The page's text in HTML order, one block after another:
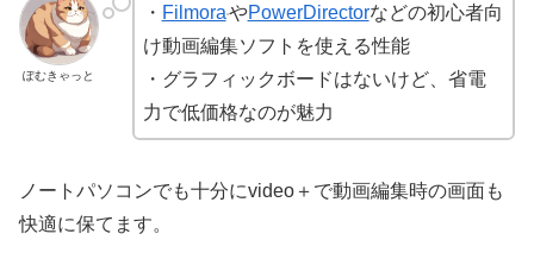
ぽむきゃっと
・ FilmoraやPowerDirectorなどの初心者向
け動画編集ソフトを使える性能
・グラフィックボードはないけど、省電
力で低価格なのが魅力
ノートパソコンでも十分にvideo＋で動画編集時の画面も
快適に保てます。